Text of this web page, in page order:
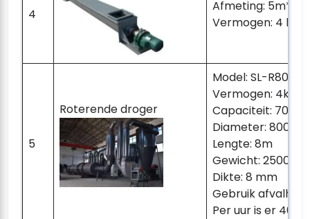
4
Afmeting:
Vermogen: 4 kW
5
Roterende droger
Model: SL-R800
Vermogen: 4kw
Capaciteit: 700-
Diameter: 800
Lengte: 8m
Gewicht: 2500 kg
Dikte: 8 mm
Gebruik
Per uur is er 40-